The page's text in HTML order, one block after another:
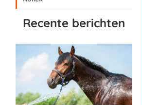
Recente berichten